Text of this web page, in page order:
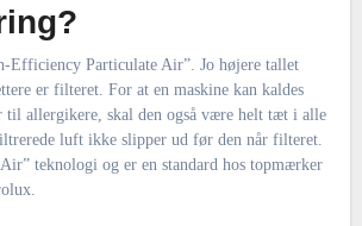
Efficiency Particulate Air”. Jo højere tallet
er filteret. For at en maskine kan kaldes
til allergikere, skal den også være helt tæt i alle
luft ikke slipper ud før den når filteret.
teknologi og er en standard hos topmærker